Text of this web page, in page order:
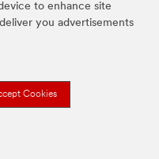
to enhance site
you advertisements
Cookies